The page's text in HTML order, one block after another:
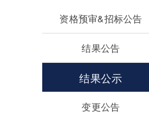
资格预审&招标公告
结果公告
结果公示
变更公告